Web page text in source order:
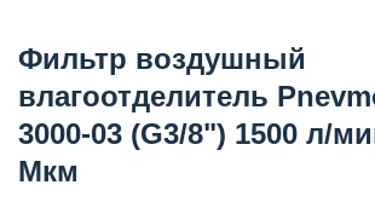
Фильтр воздушный
влагоотделитель
3000-03 (G3/8") 1500 л/
Мкм